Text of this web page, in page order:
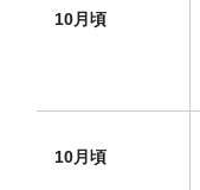
10月頃
10月頃